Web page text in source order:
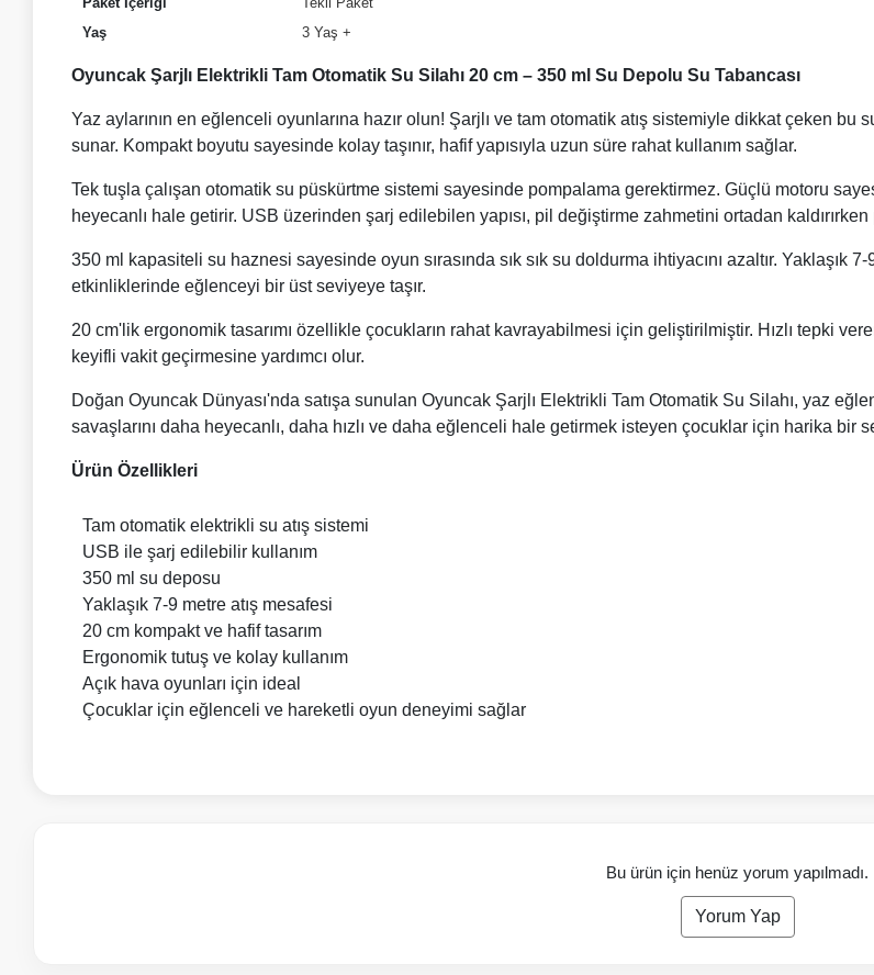
Yaş
3 Yaş +
Oyuncak Şarjlı Elektrikli Tam Otomatik Su Silahı 20 cm – 350 ml Su Depolu Su Tabancası
Yaz aylarının en eğlenceli oyunlarına hazır olun! Şarjlı ve tam otomatik atış sistemiyle dikkat çeken
sunar. Kompakt boyutu sayesinde kolay taşınır, hafif yapısıyla uzun süre rahat kullanım sağlar.
Tek tuşla çalışan otomatik su püskürtme sistemi sayesinde pompalama gerektirmez. Güçlü motoru
heyecanlı hale getirir. USB üzerinden şarj edilebilen yapısı, pil değiştirme zahmetini ortadan kaldırırken
350 ml kapasiteli su haznesi sayesinde oyun sırasında sık sık su doldurma ihtiyacını azaltır. Yaklaşık
etkinliklerinde eğlenceyi bir üst seviyeye taşır.
20 cm'lik ergonomik tasarımı özellikle çocukların rahat kavrayabilmesi için geliştirilmiştir. Hızlı tepki
keyifli vakit geçirmesine yardımcı olur.
Doğan Oyuncak Dünyası'nda satışa sunulan Oyuncak Şarjlı Elektrikli Tam Otomatik Su Silahı, yaz
savaşlarını daha heyecanlı, daha hızlı ve daha eğlenceli hale getirmek isteyen çocuklar için harika bir
Ürün Özellikleri
Tam otomatik elektrikli su atış sistemi
USB ile şarj edilebilir kullanım
350 ml su deposu
Yaklaşık 7-9 metre atış mesafesi
20 cm kompakt ve hafif tasarım
Ergonomik tutuş ve kolay kullanım
Açık hava oyunları için ideal
Çocuklar için eğlenceli ve hareketli oyun deneyimi sağlar
Bu ürün için henüz yorum yapılmadı.
Yorum Yap